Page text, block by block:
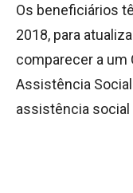
Os beneficiários
2018, para
comparecer a um
Assistência
assistência social